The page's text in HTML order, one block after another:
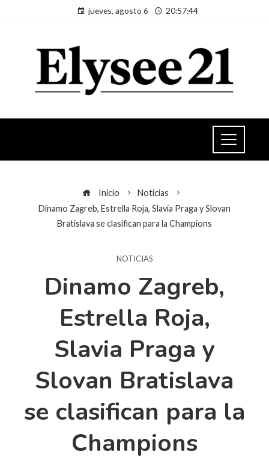
jueves, agosto 6 20:57:45
Inicio
Noticias
Dinamo Zagreb, Estrella Roja, Slavia Praga y Slovan
Bratislava se clasifican para la Champions
NOTICIAS
Dinamo Zagreb,
Estrella Roja,
Slavia Praga y
Slovan Bratislava
se clasifican para la
Champions